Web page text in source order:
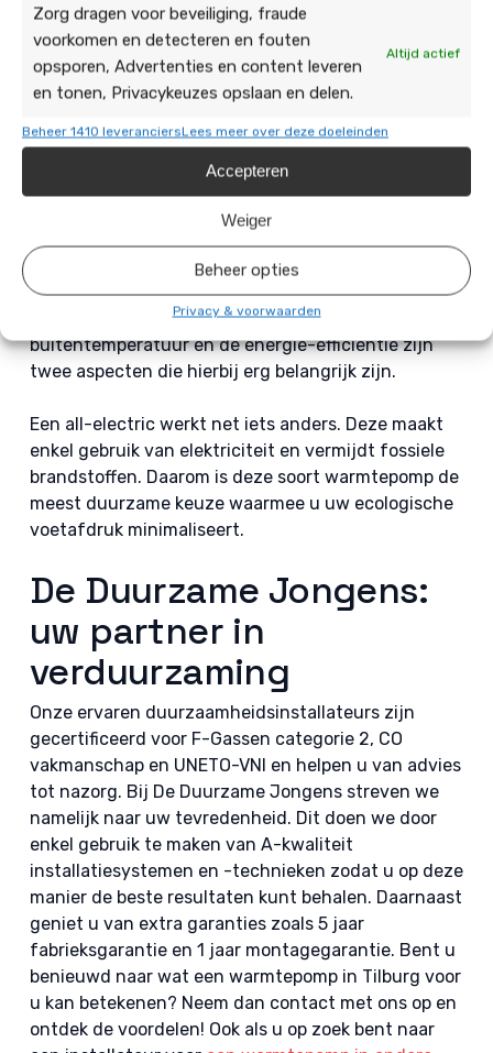
Zorg dragen voor beveiliging, fraude
voorkomen en detecteren en fouten
opsporen, Advertenties en content leveren
en tonen, Privacykeuzes opslaan en delen.
Altijd actief
Beheer 1410 leveranciersLees meer over deze doeleinden
Accepteren
Weiger
Beheer opties
Privacy & voorwaarden
warmtepompen: hybride
en all-electric
Bij De Duurzame Jongens installeren we twee
soorten warmtepompen, namelijk een hybride en
all-electric warmtepomp. Een hybride warmtepomp
is ideaal voor mensen die volledig elektrisch
verwarmen nog niet helemaal zien zitten. Deze
andere verwarmingssystemen in het huis. Hierbij
zoekt deze warmtepomp altijd naar de meest
efficiënte manier om energie op te wekken. De
buitentemperatuur en de energie-efficiëntie zijn
twee aspecten die hierbij erg belangrijk zijn.
Een all-electric werkt net iets anders. Deze maakt
enkel gebruik van elektriciteit en vermijdt fossiele
brandstoffen. Daarom is deze soort warmtepomp de
meest duurzame keuze waarmee u uw ecologische
voetafdruk minimaliseert.
De Duurzame Jongens:
uw partner in
verduurzaming
Onze ervaren duurzaamheidsinstallateurs zijn
gecertificeerd voor F-Gassen categorie 2, CO
vakmanschap en UNETO-VNI en helpen u van advies
tot nazorg. Bij De Duurzame Jongens streven we
namelijk naar uw tevredenheid. Dit doen we door
enkel gebruik te maken van A-kwaliteit
installatiesystemen en -technieken zodat u op deze
manier de beste resultaten kunt behalen. Daarnaast
geniet u van extra garanties zoals 5 jaar
fabrieksgarantie en 1 jaar montagegarantie. Bent u
benieuwd naar wat een warmtepomp in Tilburg voor
u kan betekenen? Neem dan contact met ons op en
ontdek de voordelen! Ook als u op zoek bent naar